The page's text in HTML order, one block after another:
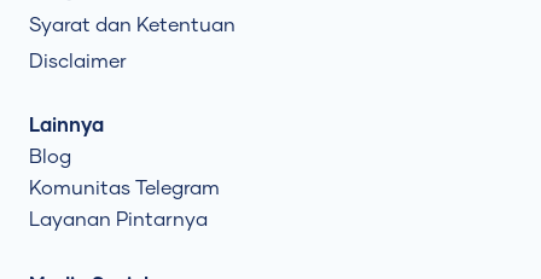
Syarat dan Ketentuan
Disclaimer
Lainnya
Blog
Komunitas Telegram
Layanan Pintarnya